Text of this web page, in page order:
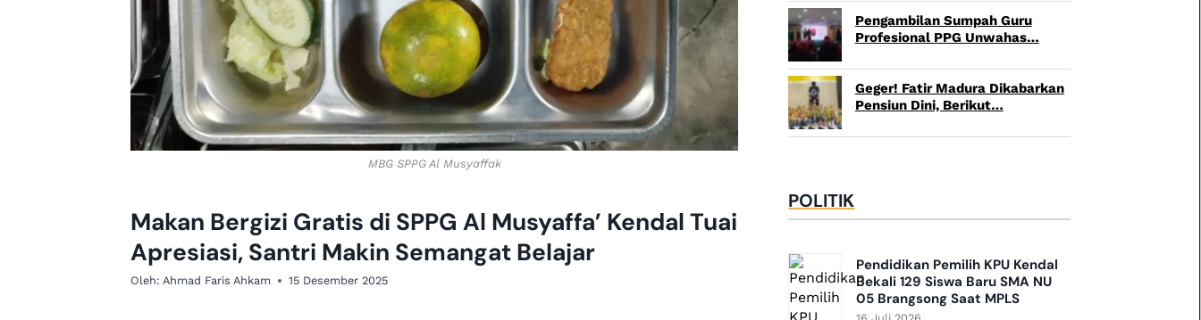
MBG SPPG Al Musyaffak
Makan Bergizi Gratis di SPPG Al Musyaffa’ Kendal Tuai
Apresiasi, Santri Makin Semangat Belajar
Oleh: Ahmad Faris Ahkam 15 Desember 2025
Pengambilan Sumpah Guru
Profesional PPG Unwahas…
Geger! Fatir Madura Dikabarkan
Pensiun Dini, Berikut…
POLITIK
Pendidikan Pemilih KPU Kendal
Bekali 129 Siswa Baru SMA NU
05 Brangsong Saat MPLS